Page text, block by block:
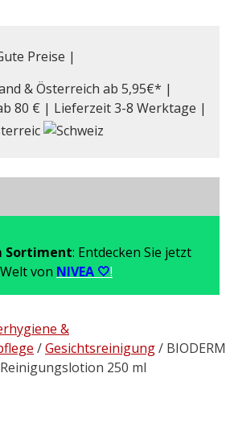
Preise |
& Österreich ab 5,95€* |
80 € | Lieferzeit 3-8 Werktage |
Sortiment: Entdecken Sie jetzt
von NIVEA 🤍!
&
/Gesichtsreinigung/
250 ml